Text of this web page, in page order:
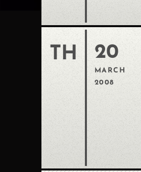
TH 20
MARCH
2008